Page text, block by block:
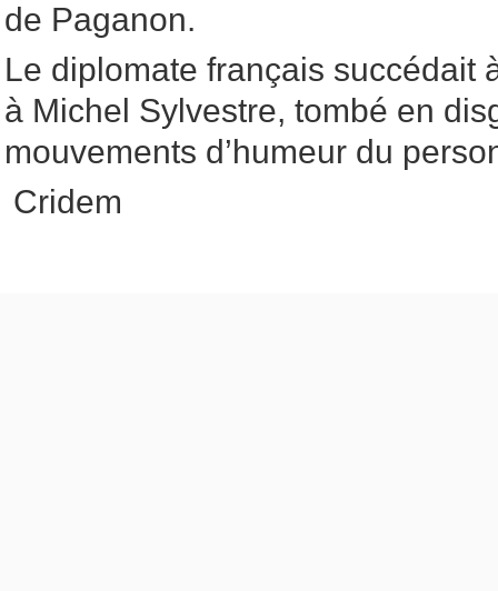
de Paganon.
Le diplomate français succédait
à Michel Sylvestre, tombé en
mouvements d’humeur du
Cridem